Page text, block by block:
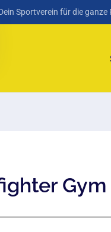
Sportverein für die ganze
Gym